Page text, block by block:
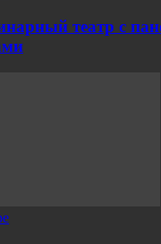
театр с